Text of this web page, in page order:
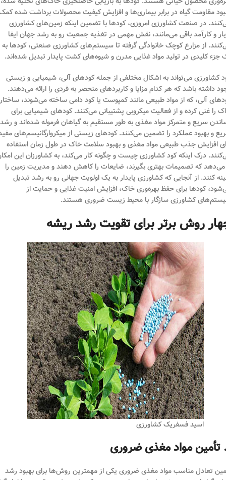
مقاومت گیاه در برابر بیماری‌ها و افزایش کیفیت محصولات برداشت شده
در صنعت کشاورزی امروزی، کودها با تضمین اینکه زمین‌های کشاورزی
و کارآمد باقی می‌مانند، نقش مهمی در تغذیه جمعیت رو به رشد جهان ایفا
از مزارع کوچک خانوادگی گرفته تا سیستم‌های کشاورزی صنعتی، کودها به
جزء کلیدی در تولید مواد غذایی مدرن و شیوه‌های کشت پایدار تبدیل شده‌اند.
کشاورزی می‌تواند به اشکال مختلفی از جمله کودهای آلی، شیمیایی و زیستی
داشته باشد که هر کدام مزایا و کاربردهای منحصر به فردی را ارائه می‌دهند.
آلی، که از مواد طبیعی مانند کمپوست یا کود دامی ساخته می‌شوند، ساختار
را غنی کرده و از فعالیت میکروبی پشتیبانی می‌کنند. کودهای شیمیایی برای
سریع و متمرکز مواد مغذی به طور مستقیم به گیاهان فرموله شده‌اند و رشد
و بهبود عملکرد را تضمین می‌کنند. کودهای زیستی از میکروارگانیسم‌های
افزایش جذب طبیعی مواد مغذی و بهبود سلامت خاک در طول زمان استفاده
درک اینکه کود کشاورزی چیست و چگونه کار می‌کند، به کشاورزان این
می‌دهد که تصمیمات بهتری بگیرند، ضایعات را کاهش دهند و مدیریت زمین را
کنند. از آنجایی که کشاورزی پایدار به یک اولویت جهانی رو به رشد تبدیل
کودها برای حفظ بهره‌وری خاک، افزایش امنیت غذایی و حمایت از
کشاورزی سازگار با محیط زیست ضروری هستند.
روش برتر برای تقویت رشد ریشه
اسید فسفریک کشاورزی
تعادل مناسب مواد مغذی ضروری یکی از مهمترین روش‌ها برای بهبود رشد